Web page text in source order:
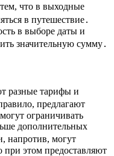
что в выходные
в путешествие․
в выборе даты и
значительную сумму․
разные тарифы и
предлагают
ограничивать
дополнительных
напротив, могут
при этом предоставляют